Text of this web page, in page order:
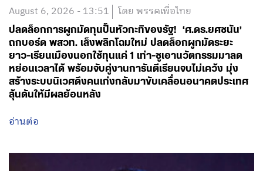
August 6, 2026 - 13:51 โดย พรรคเพื่อไทย
ปลดล็อกการผูกมัดทุนปั้นหัวกะทิของรัฐ! ‘ศ.ดร.ยศชนัน’
ถกบอร์ด พสวท. เล็งพลิกโฉมใหม่ ปลดล็อกผูกมัดระยะ
ยาว-เรียนเมืองนอกใช้ทุนแค่ 1 เท่า-ชูเอานวัตกรรมมาลด
หย่อนเวลาได้ พร้อมจับคู่งานการันตีเรียนจบไม่เคว้ง มุ่ง
สร้างระบบนิเวศดึงคนเก่งกลับมาขับเคลื่อนอนาคตประเทศ
ลุ้นดันให้มีผลย้อนหลัง
อ่านต่อ